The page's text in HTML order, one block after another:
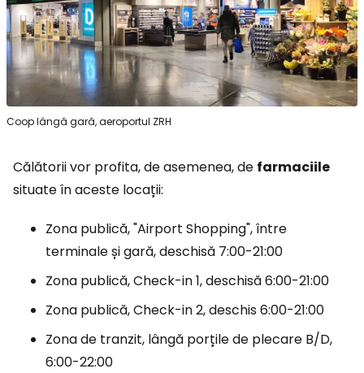
Coop lângă gară, aeroportul ZRH
Călătorii vor profita, de asemenea, de farmaciile
situate în aceste locații:
Zona publică, "Airport Shopping", între
terminale și gară, deschisă 7:00-21:00
Zona publică, Check-in 1, deschisă 6:00-21:00
Zona publică, Check-in 2, deschis 6:00-21:00
Zona de tranzit, lângă porțile de plecare B/D,
6:00-22:00